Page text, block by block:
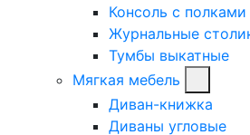
Консоль с
Журнальные
Тумбы выкатные
Мягкая мебель
Диван-книжка
Диваны угловые